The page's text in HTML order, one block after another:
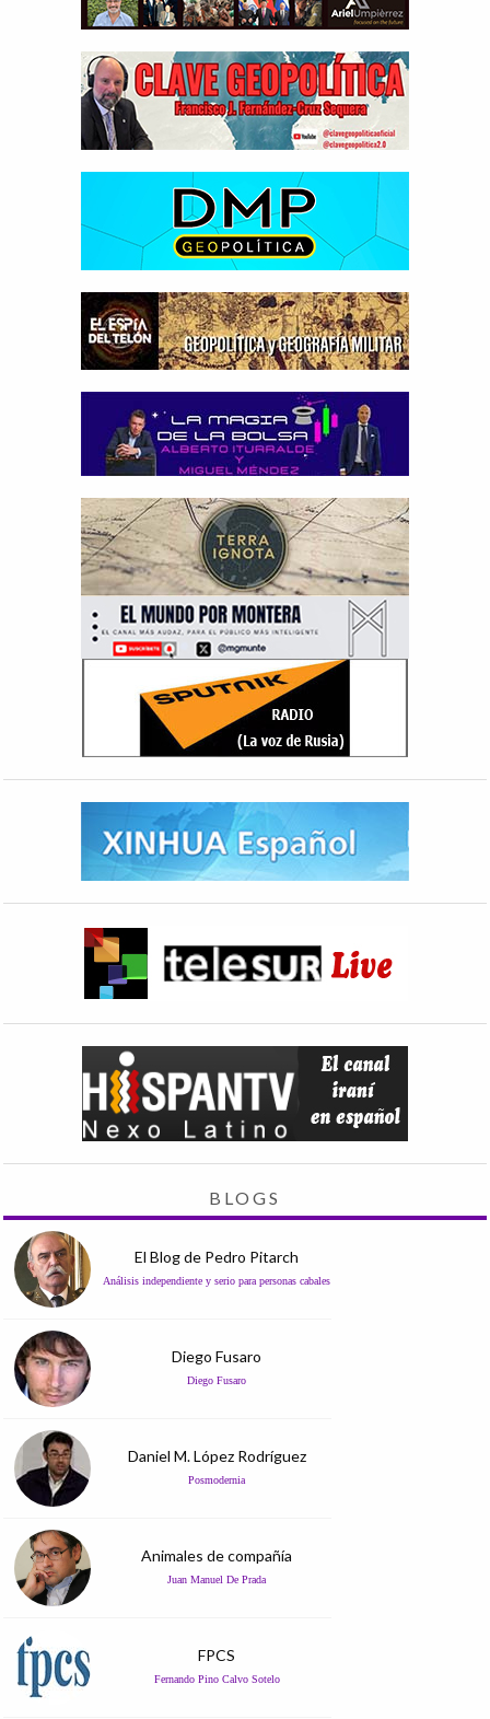
BLOGS
El Blog de Pedro Pitarch
Análisis independiente y serio para personas cabales
Diego Fusaro
Diego Fusaro
Daniel M. López Rodríguez
Posmodernia
Animales de compañía
Juan Manuel De Prada
FPCS
Fernando Pino Calvo Sotelo